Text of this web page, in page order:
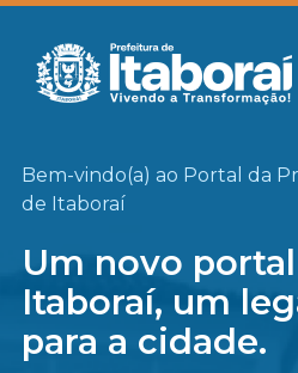
Bem-vindo(a) ao Portal da
de Itaboraí
Um novo
Itaboraí, um
para a cidade.